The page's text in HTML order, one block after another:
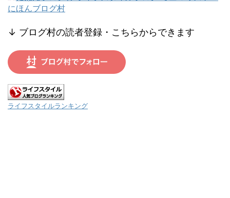
にほんブログ村
↓ ブログ村の読者登録・こちらからできます
ライフスタイルランキング